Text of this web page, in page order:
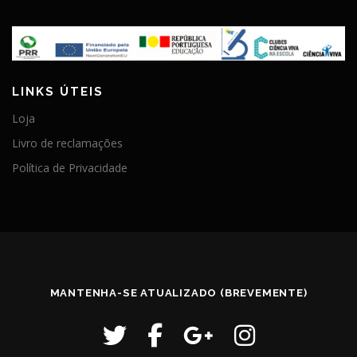
LINKS ÚTEIS
Loja
Livro de reclamações
Política de Privacidade
MANTENHA-SE ATUALIZADO (BREVEMENTE)